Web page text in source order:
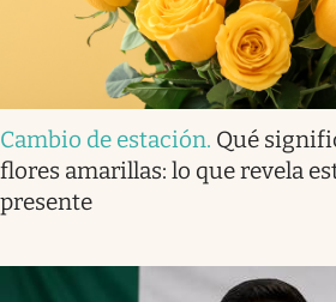
Cambio de estación. Qué
flores amarillas: lo que revela
presente